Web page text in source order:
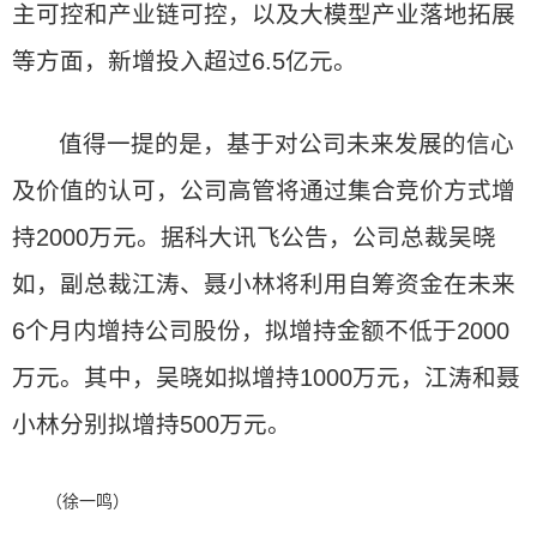
主可控和产业链可控，以及大模型产业落地拓展
等方面，新增投入超过6.5亿元。
值得一提的是，基于对公司未来发展的信心
及价值的认可，公司高管将通过集合竞价方式增
持2000万元。据科大讯飞公告，公司总裁吴晓
如，副总裁江涛、聂小林将利用自筹资金在未来
6个月内增持公司股份，拟增持金额不低于2000
万元。其中，吴晓如拟增持1000万元，江涛和聂
小林分别拟增持500万元。
（徐一鸣）